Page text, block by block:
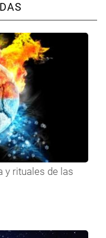
y rituales de las